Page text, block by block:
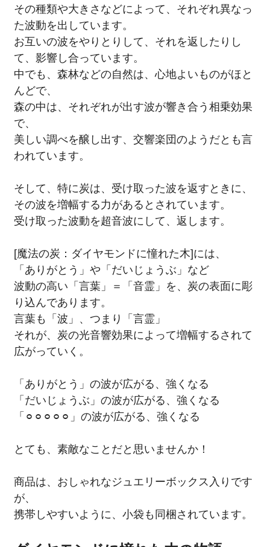
その種類や大きさなどによって、それぞれ異なっ
た波動を出しています。
お互いの波をやりとりして、それを返したりし
て、影響し合っています。
中でも、森林などの自然は、心地よいものがほと
んどで、
森の中は、それぞれが出す波が響き合う相乗効果
で、
美しい調べを醸し出す、交響楽団のようだとも言
われています。
そして、特に炭は、受け取った波を返すときに、
その波を増幅する力があるとされています。
受け取った波動を超音波にして、返します。
[魔法の炭：ダイヤモンドに憧れた木]には、
「ありがとう」や「だいじょうぶ」など
波動の高い「言葉」＝「音霊」を、炭の表面に彫
り込んであります。
言葉も「波」、つまり「言霊」
それが、炭の光音響効果によって増幅するされて
広がっていく。
「ありがとう」の波が広がる、強くなる
「だいじょうぶ」の波が広がる、強くなる
「⚪︎⚪︎⚪︎⚪︎⚪︎」の波が広がる、強くなる
とても、素敵なことだと思いませんか！
商品は、おしゃれなジュエリーボックス入りです
が、
携帯しやすいように、小袋も同梱されています。